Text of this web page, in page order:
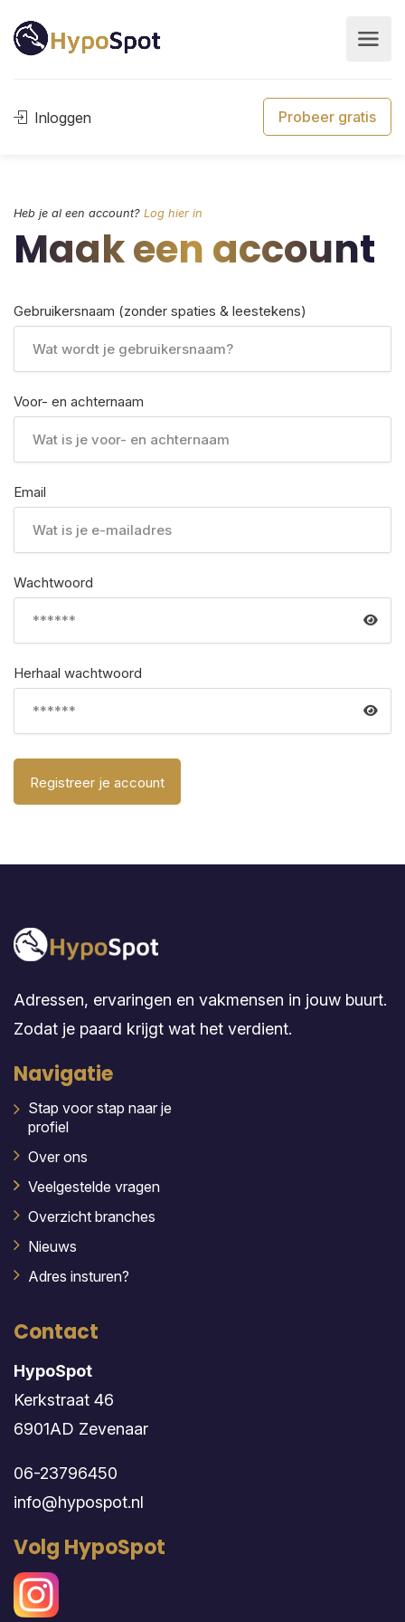
Inloggen Probeer gratis
Heb je al een account? Log hier in
Maak een account
Gebruikersnaam (zonder spaties & leestekens)
Voor- en achternaam
Email
Wachtwoord
Herhaal wachtwoord
Adressen, ervaringen en vakmensen in jouw buurt.
Zodat je paard krijgt wat het verdient.
Navigatie
Stap voor stap naar je
profiel
Over ons
Veelgestelde vragen
Overzicht branches
Nieuws
Adres insturen?
Contact
HypoSpot
Kerkstraat 46
6901AD Zevenaar
06-23796450
info@hypospot.nl
Volg HypoSpot